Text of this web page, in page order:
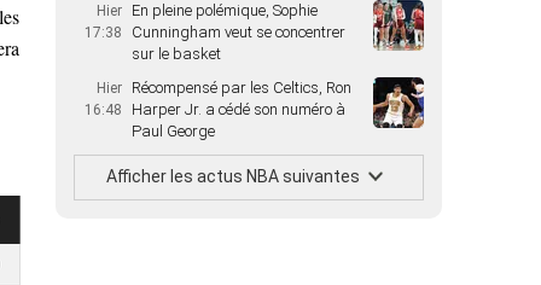
Hier
17:38
En pleine polémique, Sophie
Cunningham veut se concentrer
sur le basket
Hier
16:48
Récompensé par les Celtics, Ron
Harper Jr. a cédé son numéro à
Paul George
Afficher les actus NBA suivantes